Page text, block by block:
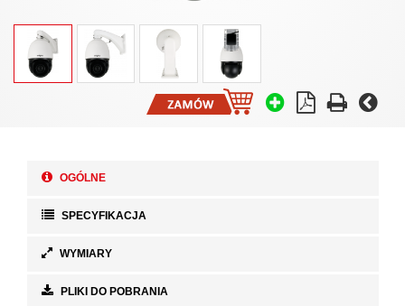
OGÓLNE
SPECYFIKACJA
WYMIARY
PLIKI DO POBRANIA